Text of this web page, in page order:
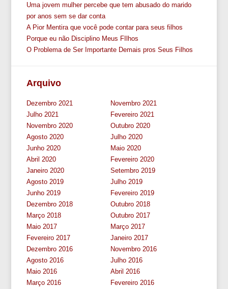
Uma jovem mulher percebe que tem abusado do marido
por anos sem se dar conta
A Pior Mentira que você pode contar para seus filhos
Porque eu não Disciplino Meus FIlhos
O Problema de Ser Importante Demais pros Seus Filhos
Arquivo
Dezembro 2021
Novembro 2021
Julho 2021
Fevereiro 2021
Novembro 2020
Outubro 2020
Agosto 2020
Julho 2020
Junho 2020
Maio 2020
Abril 2020
Fevereiro 2020
Janeiro 2020
Setembro 2019
Agosto 2019
Julho 2019
Junho 2019
Fevereiro 2019
Dezembro 2018
Outubro 2018
Março 2018
Outubro 2017
Maio 2017
Março 2017
Fevereiro 2017
Janeiro 2017
Dezembro 2016
Novembro 2016
Agosto 2016
Julho 2016
Maio 2016
Abril 2016
Março 2016
Fevereiro 2016